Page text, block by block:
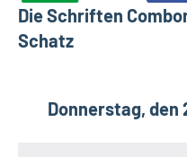
Die Schriften
Schatz
Donnerstag, den